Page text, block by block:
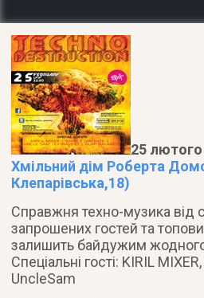
ДОВІДКА
25
Хмільний дім Роберта
Клепарівська,18)
Справжня техно-музика від
запрошених гостей та
залишить байдужим
Спеціальні гості: KIRIL
UncleSam